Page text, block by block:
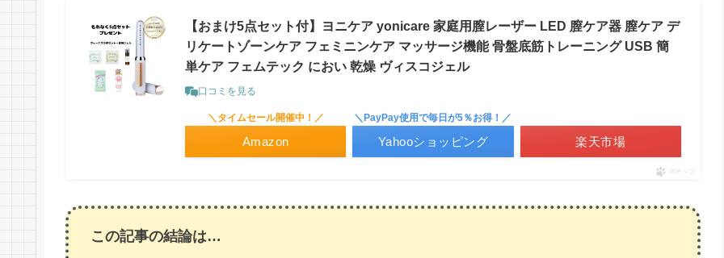
【おまけ5点セット付】ヨニケア yonicare 家庭用膣レーザー LED 膣ケア器 膣ケア デ
リケートゾーンケア フェミニンケア マッサージ機能 骨盤底筋トレーニング USB 簡
単ケア フェムテック におい 乾燥 ヴィスコジェル
口コミを見る
＼タイムセール開催中！／
Amazon 楽天市場
＼PayPay使用で毎日が5％お得！／
Yahooショッピング
ポチップ
この記事の結論は…